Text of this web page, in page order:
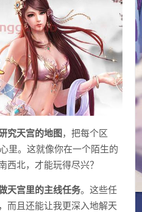
究天宫的地图，把每个区
里。这就像你在一个陌生的
西北，才能玩得尽兴？
天宫里的主线任务。这些任
而且还能让我更深入地解天